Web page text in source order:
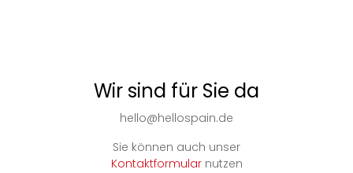
Wir sind für Sie da
hello@hellospain.de
Sie können auch unser
Kontaktformularnutzen